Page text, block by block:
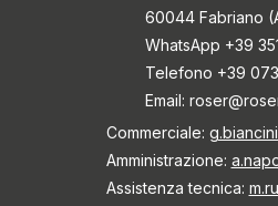
60044 Fabriano
WhatsApp +39
Telefono +39
Email:
Commerciale:
Amministrazione:
Assistenza tecnica: